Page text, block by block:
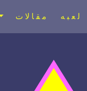
مقالات لعبه